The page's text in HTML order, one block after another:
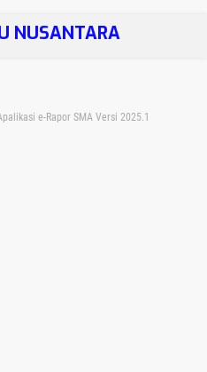
NUSANTARA
e-Rapor SMA Versi 2025.1